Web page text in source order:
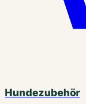
Hundezubehör